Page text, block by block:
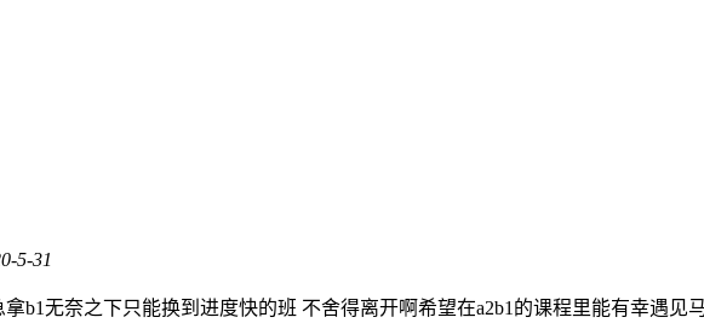
5-31
b1无奈之下只能换到进度快的班 不舍得离开啊希望在a2b1的课程里能有幸遇见